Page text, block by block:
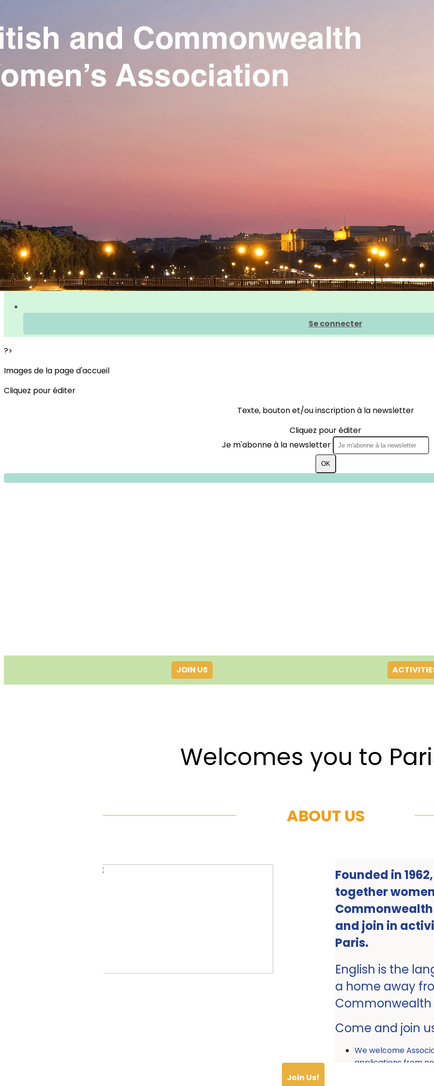
Exporter uniquement les colonnes affichées
Ajoutez un logo, un bouton, des réseaux sociaux
Se connecter
?>
Images de la page d'accueil
Cliquez pour éditer
Texte, bouton et/ou inscription à la newsletter
Cliquez pour éditer
Je m'abonne à la newsletter
OK
JOIN US
Welcomes you to
ABOUT US
Founded in
together
and join in
Paris.
English is the
a home away
Come and join
We welcome
applications from
Join Us!